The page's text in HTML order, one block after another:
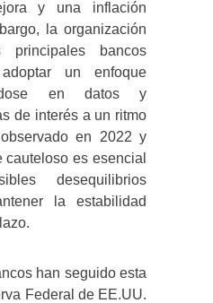
y una inflación
la organización
bancos
un enfoque
en datos y
de interés a un ritmo
en 2022 y
cauteloso es esencial
desequilibrios
la estabilidad
han seguido esta
Federal de EE.UU.